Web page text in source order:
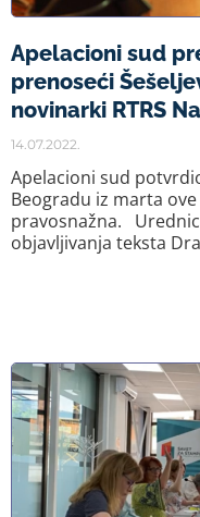
Apelacioni sud
prenoseći
novinarki RTRS
14.07.2022.
Apelacioni sud
Beogradu iz marta
pravosnažna.
objavljivanja teksta